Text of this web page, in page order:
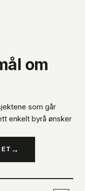
om
som går
enkelt byrå ønsker
→